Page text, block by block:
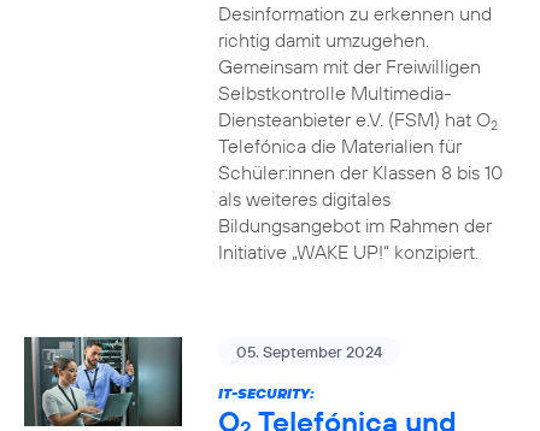
Desinformation zu erkennen und
richtig damit umzugehen.
Gemeinsam mit der Freiwilligen
Selbstkontrolle Multimedia-
Diensteanbieter e.V. (FSM) hat O2
Telefónica die Materialien für
Schüler:innen der Klassen 8 bis 10
als weiteres digitales
Bildungsangebot im Rahmen der
Initiative „WAKE UP!“ konzipiert.
05. September 2024
IT-SECURITY:
O Telefónica und